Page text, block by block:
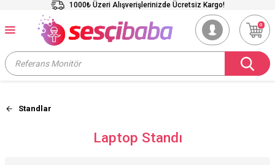
1000₺ Üzeri Alışverişlerinizde Ücretsiz Kargo!
0
Standlar
Laptop Standı